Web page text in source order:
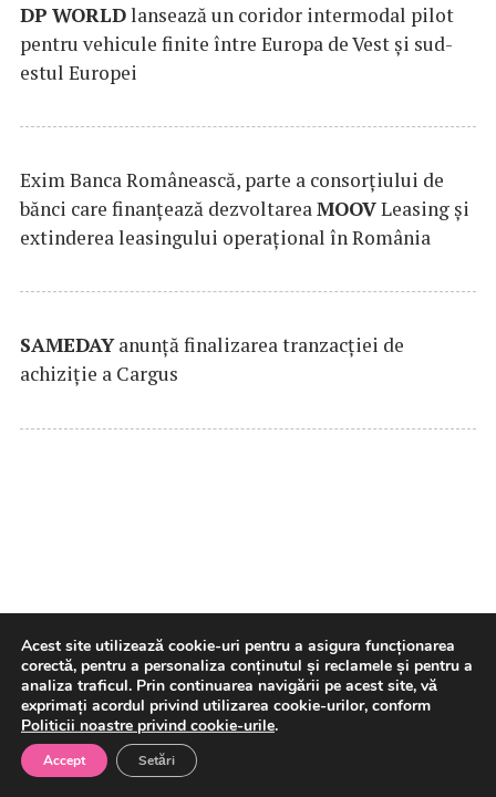
DP WORLDlansează un coridor intermodal pilot
pentru vehicule finite între Europa de Vest și sud-
estul Europei
Exim Banca Românească, parte a consorțiului de
bănci care finanțează dezvoltareaMOOVLeasing și
extinderea leasingului operațional în România
SAMEDAYanunță finalizarea tranzacției de
achiziție a Cargus
MApN, după explozia produsă în
Bulgaria, aproape de granița cu
România: Sistemele de
supraveghere radar ale MApN
Acest site utilizează cookie-uri pentru a asigura funcționarea
corectă, pentru a personaliza conținutul și reclamele și pentru a
analiza traficul. Prin continuarea navigării pe acest site, vă
exprimați acordul privind utilizarea cookie-urilor, conform
Politicii noastre privind cookie-urile.
Accept Setări